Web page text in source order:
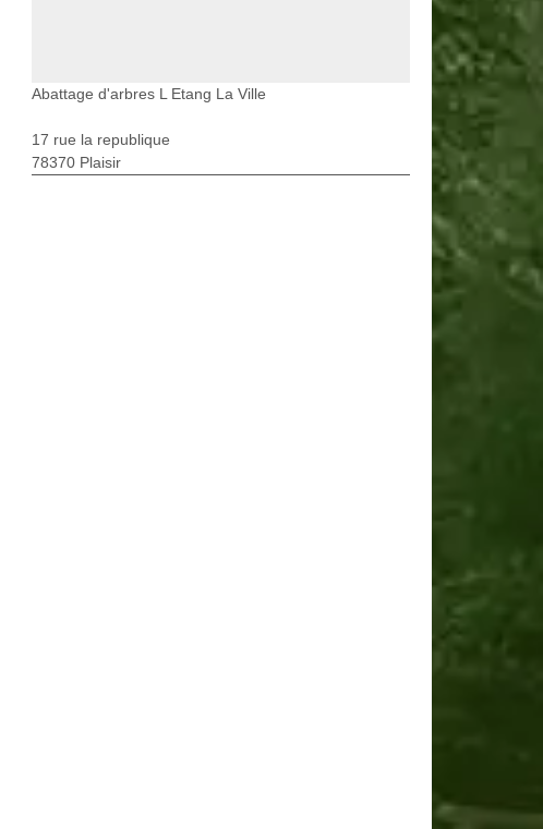
Abattage d'arbres L Etang La Ville
17 rue la republique
78370 Plaisir